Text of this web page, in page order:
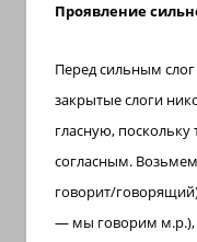
Проявление
Перед сильным слог
закрытые слоги
гласную,
согласным.
говорит/
— мы говорим м.р.),